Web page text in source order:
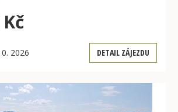
2026 DETAIL ZÁJEZDU